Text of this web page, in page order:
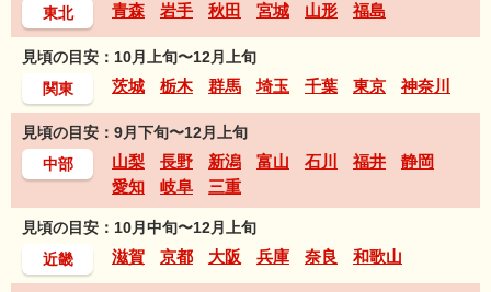
東北
青森 岩手 秋田 宮城 山形 福島
見頃の目安：10月上旬〜12月上旬
関東
茨城 栃木 群馬 埼玉 千葉 東京 神奈川
見頃の目安：9月下旬〜12月上旬
中部
山梨 長野 新潟 富山 石川 福井
静岡
愛知
岐阜 三重
見頃の目安：10月中旬〜12月上旬
近畿
滋賀 京都 大阪 兵庫 奈良 和歌山